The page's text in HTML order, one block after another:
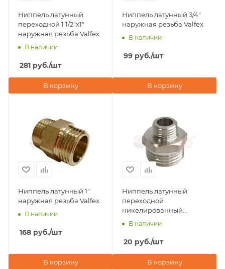
Ниппель латунный
переходной 1 1/2"х1"
наружная резьба Valfex
В наличии
281 руб./шт
В корзину
Ниппель латунный 3/4"
наружная резьба Valfex
В наличии
99 руб./шт
В корзину
Ниппель латунный 1"
наружная резьба Valfex
В наличии
168 руб./шт
В корзину
Ниппель латунный
переходной
никелированный
3/8"х1/4" наружная
В наличии
20 руб./шт
В корзину